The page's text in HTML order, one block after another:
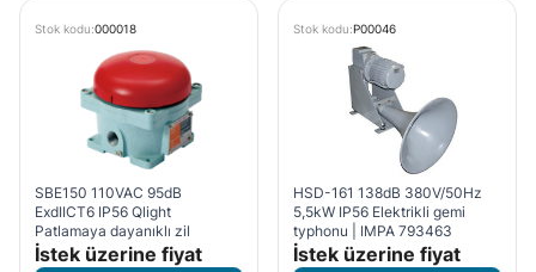
Stok kodu:000018
SBE150 110VAC 95dB
ExdIICT6 IP56 Qlight
Patlamaya dayanıklı zil
İstek üzerine fiyat
Stok kodu:P00046
HSD-161 138dB 380V/50Hz
5,5kW IP56 Elektrikli gemi
typhonu | IMPA 793463
İstek üzerine fiyat